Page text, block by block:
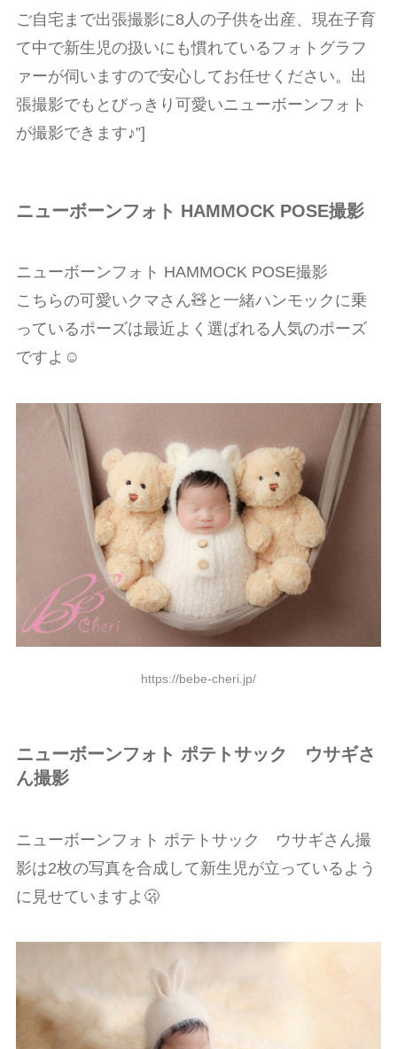
ご自宅まで出張撮影に8人の子供を出産、現在子育
て中で新生児の扱いにも慣れているフォトグラフ
ァーが伺いますので安心してお任せください。出
張撮影でもとびっきり可愛いニューボーンフォト
が撮影できます♪”]
ニューボーンフォト HAMMOCK POSE撮影
ニューボーンフォト HAMMOCK POSE撮影
こちらの可愛いクマさん🧸と一緒ハンモックに乗
っているポーズは最近よく選ばれる人気のポーズ
ですよ☺️
https://bebe-cheri.jp/
ニューボーンフォト ポテトサック ウサギさ
ん撮影
ニューボーンフォト ポテトサック ウサギさん撮
影は2枚の写真を合成して新生児が立っているよう
に見せていますよ🫢